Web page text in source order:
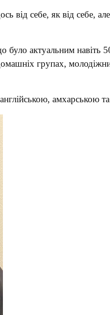
себе, як від себе,
було актуальним навіть
групах,
амхарською